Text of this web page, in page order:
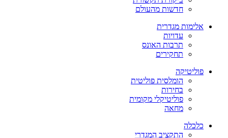
חדשות מהעולם
אלימות מגדרית
עדויות
תרבות האונס
תחקירים
פוליטיקה
הומלסית פוליטית
בחירות
פוליטיקלי מקומית
מחאה
כלכלה
התקציב המגדרי